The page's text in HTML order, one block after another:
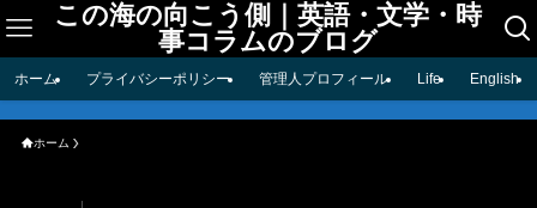
この海の向こう側｜英語・文学・時
事コラムのブログ
ホーム プライバシーポリシー 管理人プロフィール Life English
ホーム